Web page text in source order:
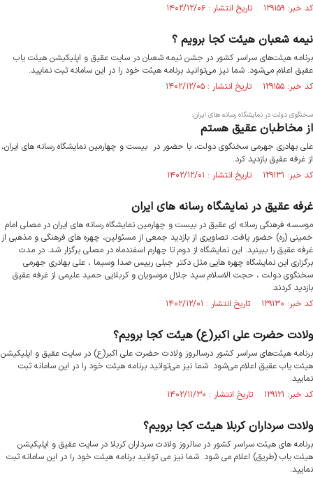
کد خبر: ۱۲۹۱۵۹ تاریخ انتشار : ۱۴۰۲/۱۲/۰۶
نیمه شعبان هیئت کجا برویم ؟
برنامه هیئت‌های سراسر کشور در جشن نیمه شعبان در سایت عقیق و اپلیکیشن هیئت یاب
عقیق اعلام می‌شود. شما نیز می‌توانید برنامه هیئت خود را در این سامانه ثبت نمایید.
کد خبر: ۱۲۹۱۵۵ تاریخ انتشار : ۱۴۰۲/۱۲/۰۵
سخنگوی دولت در نمایشگاه رسانه های ایران:
از مخاطبان عقیق هستم
علی بهادری جهرمی سخنگوی دولت، با حضور در بیست و چهارمین نمایشگاه رسانه های ایران،
از غرفه عقیق بازدید کرد.
کد خبر: ۱۲۹۱۳۱ تاریخ انتشار : ۱۴۰۲/۱۲/۰۱
غرفه عقیق در نمایشگاه رسانه های ایران
موسسه فرهنگی رسانه ای عقیق در بیست و چهارمین نمایشگاه رسانه های ایران در مصلی امام
خمینی (ره) حضور یافت. تصاویری از بازدید جمعی از مسئولین، چهره های فرهنگی و مذهبی از
غرفه عقیق را ببینید. این نمایشگاه از دوم تا چهارم اسفندماه در مصلی برگزار شد. در مدت
برگزاری این نمایشگاه چهره هایی مثل دکتر جبلی رییس صدا وسیما ، علی بهادری جهرمی
سخنگوی دولت ، حجت الاسلام سید جلال موسویان و کربلایی حمید علیمی از غرفه عقیق
بازدید کردند.
کد خبر: ۱۲۹۱۳۰ تاریخ انتشار : ۱۴۰۲/۱۲/۰۱
ولادت حضرت علی اکبر(ع) هیئت کجا برویم؟
برنامه هیئت‌های سراسر کشور درسالروز ولادت حضرت علی اکبر(ع) در سایت عقیق و اپلیکیشن
هیئت یاب عقیق اعلام می‌شود. شما نیز می‌توانید برنامه هیئت خود را در این سامانه ثبت
نمایید.
کد خبر: ۱۲۹۱۲۱ تاریخ انتشار : ۱۴۰۲/۱۱/۳۰
ولادت سرداران کربلا هیئت کجا برویم؟
برنامه های هیئت سراسر کشور در سالروز ولادت سرداران کربلا در سایت عقیق و اپلیکیشن
هیئت یاب (طریق) اعلام می شود. شما نیز می توانید برنامه هیئت خود را در این سامانه ثبت
نمایید.